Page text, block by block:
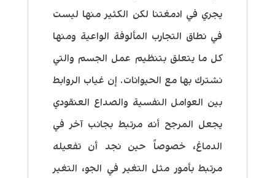
يجري في ادمغتنا لكن الكثير منها ليست
في نطاق التجارب المألوفة الواعية ومنها
كل ما يتعلق بتنظيم عمل الجسم والتي
نشترك بها مع الحيوانات. إن غياب الروابط
بين العوامل النفسية والصداع العنقودي
يجعل المرجح أنه مرتبط بجانب آخر في
الدماغ، خصوصاً حين نجد أن تفعيله
مرتبط بأمور مثل التغير في الجو، التغير